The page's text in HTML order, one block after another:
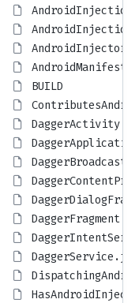
BUILD